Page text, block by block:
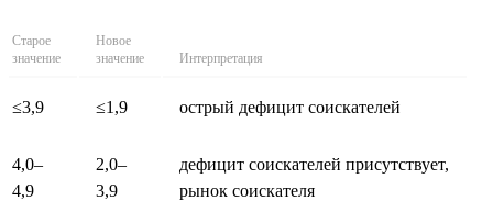
Старое
значение
Новое
значение
Интерпретация
≤3,9 ≤1,9 острый дефицит соискателей
4,0–
4,9
2,0–
3,9
дефицит соискателей присутствует,
рынок соискателя